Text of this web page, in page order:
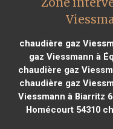
chaudière gaz
gaz Viessmann à
chaudière gaz
chaudière gaz
Viessmann à Biarritz
Homécourt 54310